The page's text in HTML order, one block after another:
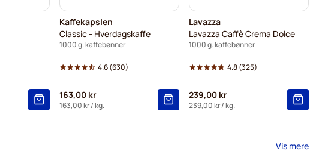
Kaffekapslen
Classic - Hverdagskaffe
1000 g. kaffebønner
4.6(630)
163,00 kr
163,00 kr/ kg.
Lavazza
Lavazza Caffè Crema Dolce
1000 g. kaffebønner
4.8(325)
239,00 kr
239,00 kr/ kg.
Vis mere